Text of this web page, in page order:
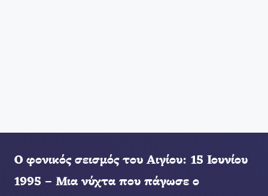
Ο φονικός σεισμός του Αιγίου: 15 Ιουνίου
1995 – Μια νύχτα που πάγωσε ο